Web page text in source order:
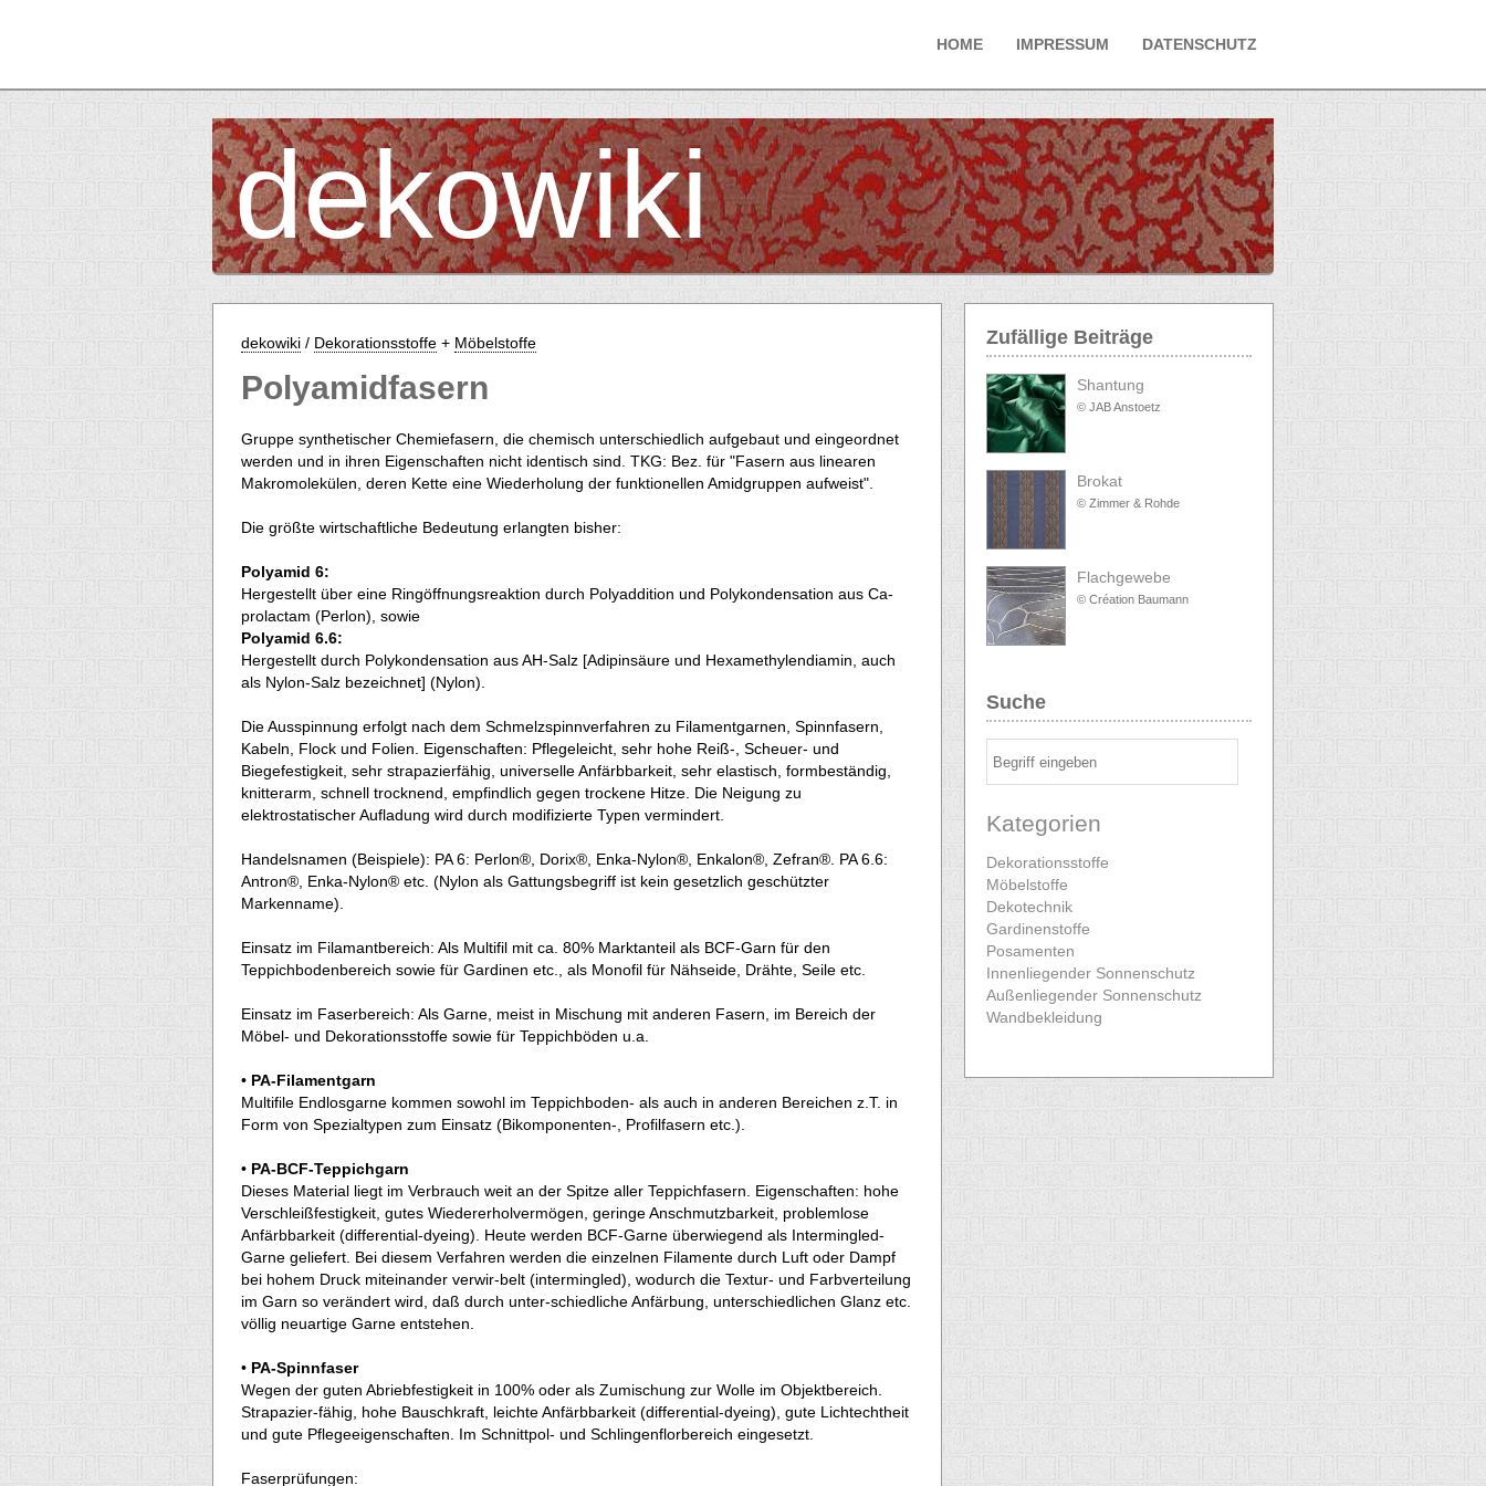
HOME IMPRESSUM DATENSCHUTZ
dekowiki
dekowiki / Dekorationsstoffe + Möbelstoffe
Polyamidfasern
Gruppe synthetischer Chemiefasern, die chemisch unterschiedlich aufgebaut und eingeordnet
werden und in ihren Eigenschaften nicht identisch sind. TKG: Bez. für "Fasern aus linearen
Makromolekülen, deren Kette eine Wiederholung der funktionellen Amidgruppen aufweist".
Die größte wirtschaftliche Bedeutung erlangten bisher:
Polyamid 6:
Hergestellt über eine Ringöffnungsreaktion durch Polyaddition und Polykondensation aus Ca-
prolactam (Perlon), sowie
Polyamid 6.6:
Hergestellt durch Polykondensation aus AH-Salz [Adipinsäure und Hexamethylendiamin, auch
als Nylon-Salz bezeichnet] (Nylon).
Die Ausspinnung erfolgt nach dem Schmelzspinnverfahren zu Filamentgarnen, Spinnfasern,
Kabeln, Flock und Folien. Eigenschaften: Pflegeleicht, sehr hohe Reiß-, Scheuer- und
Biegefestigkeit, sehr strapazierfähig, universelle Anfärbbarkeit, sehr elastisch, formbeständig,
knitterarm, schnell trocknend, empfindlich gegen trockene Hitze. Die Neigung zu
elektrostatischer Aufladung wird durch modifizierte Typen vermindert.
Handelsnamen (Beispiele): PA 6: Perlon®, Dorix®, Enka-Nylon®, Enkalon®, Zefran®. PA 6.6:
Antron®, Enka-Nylon® etc. (Nylon als Gattungsbegriff ist kein gesetzlich geschützter
Markenname).
Einsatz im Filamantbereich: Als Multifil mit ca. 80% Marktanteil als BCF-Garn für den
Teppichbodenbereich sowie für Gardinen etc., als Monofil für Nähseide, Drähte, Seile etc.
Einsatz im Faserbereich: Als Garne, meist in Mischung mit anderen Fasern, im Bereich der
Möbel- und Dekorationsstoffe sowie für Teppichböden u.a.
• PA-Filamentgarn
Multifile Endlosgarne kommen sowohl im Teppichboden- als auch in anderen Bereichen z.T. in
Form von Spezialtypen zum Einsatz (Bikomponenten-, Profilfasern etc.).
• PA-BCF-Teppichgarn
Dieses Material liegt im Verbrauch weit an der Spitze aller Teppichfasern. Eigenschaften: hohe
Verschleißfestigkeit, gutes Wiedererholvermögen, geringe Anschmutzbarkeit, problemlose
Anfärbbarkeit (differential-dyeing). Heute werden BCF-Garne überwiegend als Intermingled-
Garne geliefert. Bei diesem Verfahren werden die einzelnen Filamente durch Luft oder Dampf
bei hohem Druck miteinander verwir-belt (intermingled), wodurch die Textur- und Farbverteilung
im Garn so verändert wird, daß durch unter-schiedliche Anfärbung, unterschiedlichen Glanz etc.
völlig neuartige Garne entstehen.
• PA-Spinnfaser
Wegen der guten Abriebfestigkeit in 100% oder als Zumischung zur Wolle im Objektbereich.
Strapazier-fähig, hohe Bauschkraft, leichte Anfärbbarkeit (differential-dyeing), gute Lichtechtheit
und gute Pflegeeigenschaften. Im Schnittpol- und Schlingenflorbereich eingesetzt.
Faserprüfungen:
Zufällige Beiträge
Shantung
© JAB Anstoetz
Brokat
© Zimmer & Rohde
Flachgewebe
© Création Baumann
Suche
Kategorien
Dekorationsstoffe
Möbelstoffe
Dekotechnik
Gardinenstoffe
Posamenten
Innenliegender Sonnenschutz
Außenliegender Sonnenschutz
Wandbekleidung